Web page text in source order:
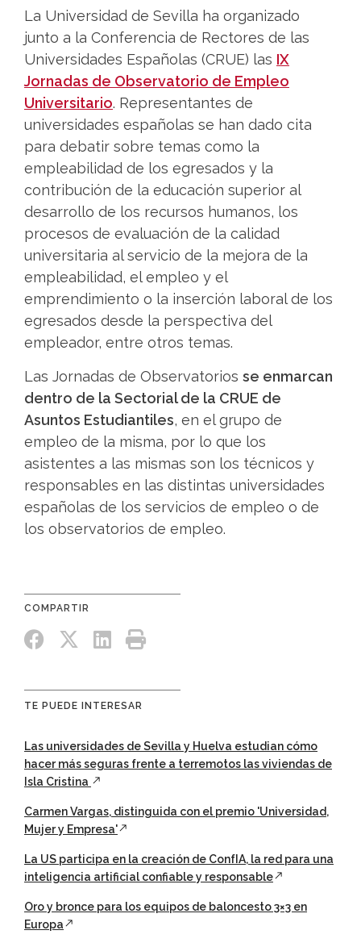
La Universidad de Sevilla ha organizado
junto a la Conferencia de Rectores de las
Universidades Españolas (CRUE) las IX
Jornadas de Observatorio de Empleo
Universitario. Representantes de
universidades españolas se han dado cita
para debatir sobre temas como la
empleabilidad de los egresados y la
contribución de la educación superior al
desarrollo de los recursos humanos, los
procesos de evaluación de la calidad
universitaria al servicio de la mejora de la
empleabilidad, el empleo y el
emprendimiento o la inserción laboral de los
egresados desde la perspectiva del
empleador, entre otros temas.
Las Jornadas de Observatorios se enmarcan
dentro de la Sectorial de la CRUE de
Asuntos Estudiantiles, en el grupo de
empleo de la misma, por lo que los
asistentes a las mismas son los técnicos y
responsables en las distintas universidades
españolas de los servicios de empleo o de
los observatorios de empleo.
TE PUEDE INTERESAR
Las universidades de Sevilla y Huelva estudian cómo
hacer más seguras frente a terremotos las viviendas de
Isla Cristina
Carmen Vargas, distinguida con el premio 'Universidad,
Mujer y Empresa'
La US participa en la creación de ConfIA, la red para una
inteligencia artificial confiable y responsable
Oro y bronce para los equipos de baloncesto 3×3 en
Europa